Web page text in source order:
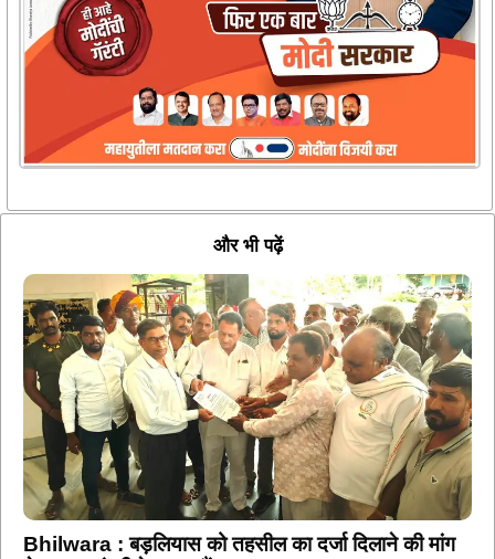
और भी पढ़ें
Bhilwara : बड़लियास को तहसील का दर्जा दिलाने की मांग